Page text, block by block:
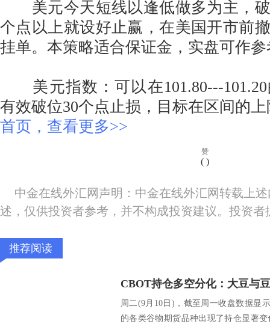
美元今天短线以逢低做多为主，破
个点以上就设好止赢，在美国开市前
挂单。本策略适合保证金，实盘可作
美元指数：可以在101.80---101.20
有效破位30个点止损，目标在区间的
首页，查看更多>>
赞
( )
中金在线外汇网声明：中金在线外汇网转载上
述，仅供投资者参考，并不构成投资建议。投资
推荐阅读
周二(9月10日)，截至周一收盘数据显
的各类谷物期货品种出现了持仓显著